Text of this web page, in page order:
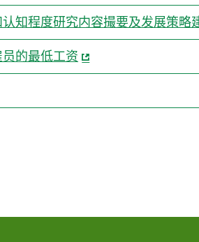
知程度研究内容撮要及发展策略
的最低工资